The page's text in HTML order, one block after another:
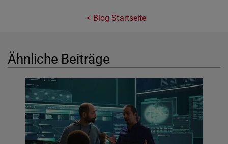
Blog Startseite
Ähnliche Beiträge